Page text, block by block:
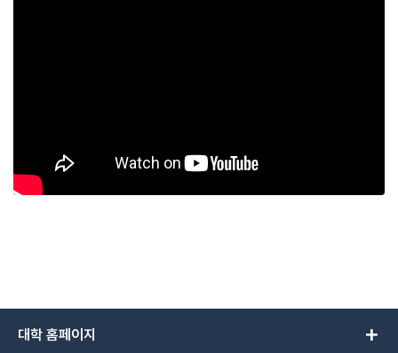
세요!
학업 계획을 세우시기 바랍니다.
대학 홈페이지 add